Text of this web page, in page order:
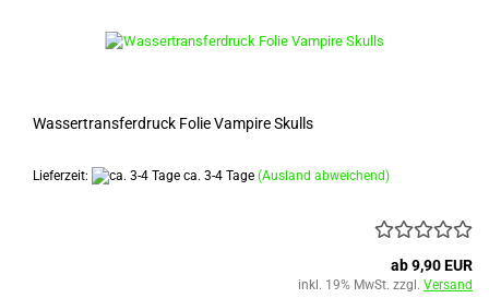
Wassertransferdruck Folie Vampire Skulls
Lieferzeit: ca. 3-4 Tage (Ausland abweichend)
ab 9,90 EUR
inkl. 19% MwSt. zzgl. Versand